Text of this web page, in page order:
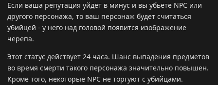
Если ваша репутация уйдет в минус и вы убьете NPC или
другого персонажа, то ваш персонаж будет считаться
убийцей - у него над головой появится изображение
черепа.
Этот статус действует 24 часа. Шанс выпадения предметов
во время смерти такого персонажа значительно повышен.
Кроме того, некоторые NPC не торгуют с убийцами.